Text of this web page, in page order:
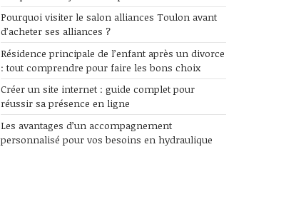
Pourquoi visiter le salon alliances Toulon avant
d’acheter ses alliances ?
Résidence principale de l’enfant après un divorce
: tout comprendre pour faire les bons choix
Créer un site internet : guide complet pour
réussir sa présence en ligne
Les avantages d’un accompagnement
personnalisé pour vos besoins en hydraulique